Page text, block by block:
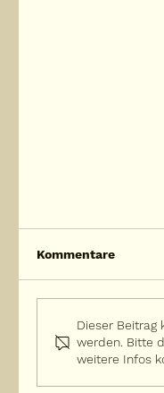
Kommentare
Dieser
werden. Bitte
weitere Infos